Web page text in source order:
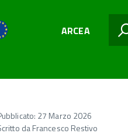
ARCEA
27 Marzo 2026
daFrancesco Restivo